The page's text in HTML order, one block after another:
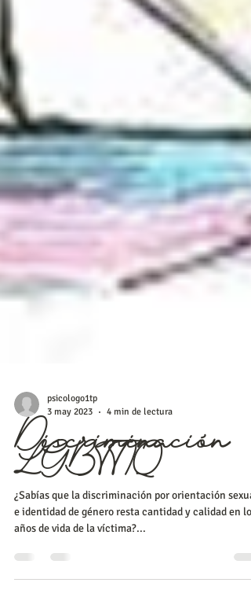
psicologo1tp
3 may 2023
4 min de lectura
Discriminación
LGBTTIQ
¿Sabías que la discriminación por orientación sexual
e identidad de género resta cantidad y calidad en los